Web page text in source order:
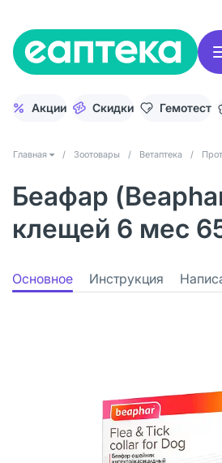
Акции Скидки Гемотест
Главная / Зоотовары / Ветаптека /
Беафар
клещей 6 мес
Основное Инструкция